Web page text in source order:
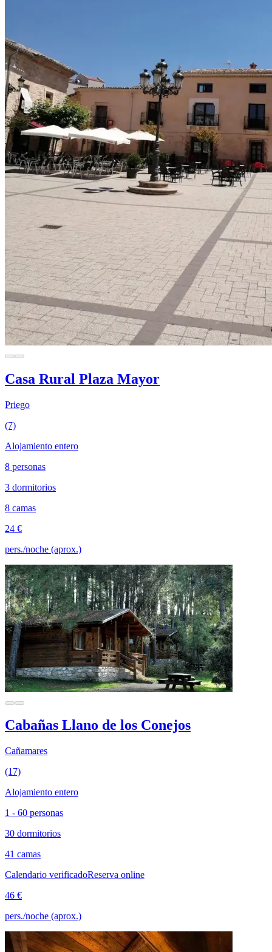
Casa Rural Plaza Mayor
Priego
(7)
Alojamiento entero
8 personas
3 dormitorios
8 camas
24 €
pers./noche (aprox.)
Cabañas Llano de los Conejos
Cañamares
(17)
Alojamiento entero
1 - 60 personas
30 dormitorios
41 camas
Calendario verificadoReserva online
46 €
pers./noche (aprox.)